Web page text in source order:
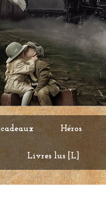
cadeaux Héros
Livres lus [L]